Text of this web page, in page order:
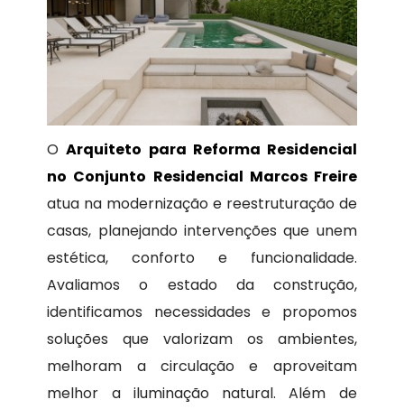
OArquiteto para Reforma Residencial
no Conjunto Residencial Marcos Freire
atua na modernização e reestruturação de
casas, planejando intervenções que unem
estética, conforto e funcionalidade.
Avaliamos o estado da construção,
identificamos necessidades e propomos
soluções que valorizam os ambientes,
melhoram a circulação e aproveitam
melhor a iluminação natural. Além de